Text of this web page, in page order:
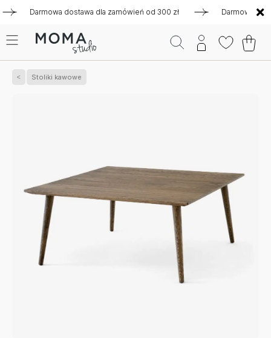
Darmowa dostawa dla zamówień od 300 zł Darmowa dostawa
Stoliki kawowe